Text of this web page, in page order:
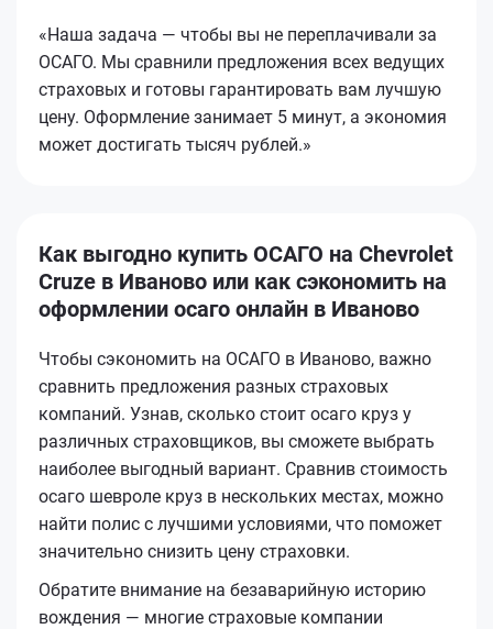
«Наша задача — чтобы вы не переплачивали за
ОСАГО. Мы сравнили предложения всех ведущих
страховых и готовы гарантировать вам лучшую
цену. Оформление занимает 5 минут, а экономия
может достигать тысяч рублей.»
Как выгодно купить ОСАГО на Chevrolet
Cruze в Иваново или как сэкономить на
оформлении осаго онлайн в Иваново
Чтобы сэкономить на ОСАГО в Иваново, важно
сравнить предложения разных страховых
компаний. Узнав, сколько стоит осаго круз у
различных страховщиков, вы сможете выбрать
наиболее выгодный вариант. Сравнив стоимость
осаго шевроле круз в нескольких местах, можно
найти полис с лучшими условиями, что поможет
значительно снизить цену страховки.
Обратите внимание на безаварийную историю
вождения — многие страховые компании